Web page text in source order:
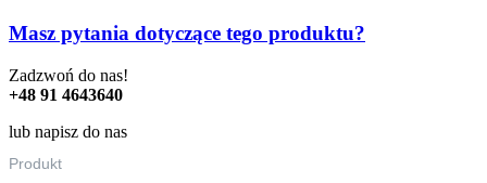
Masz pytania dotyczące tego produktu?
Zadzwoń do nas!
+48 91 4643640
lub napisz do nas